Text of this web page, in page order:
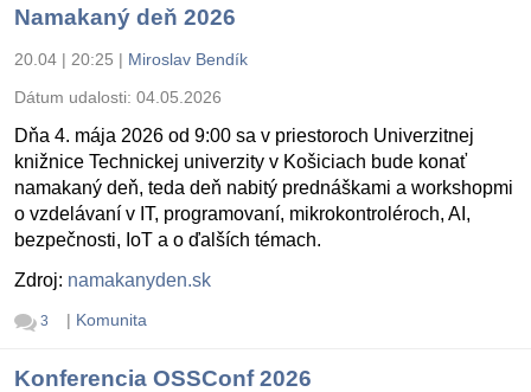
Namakaný deň 2026
20.04 | 20:25 | Miroslav Bendík
Dátum udalosti: 04.05.2026
Dňa 4. mája 2026 od 9:00 sa v priestoroch Univerzitnej
knižnice Technickej univerzity v Košiciach bude konať
namakaný deň, teda deň nabitý prednáškami a workshopmi
o vzdelávaní v IT, programovaní, mikrokontroléroch, AI,
bezpečnosti, IoT a o ďalších témach.
Zdroj: namakanyden.sk
3 | Komunita
Konferencia OSSConf 2026